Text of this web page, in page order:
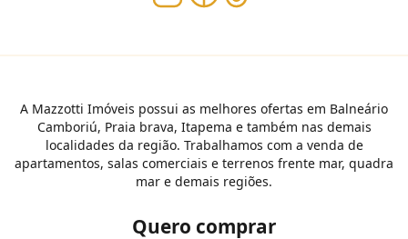
A Mazzotti Imóveis possui as melhores ofertas em Balneário
Camboriú, Praia brava, Itapema e também nas demais
localidades da região. Trabalhamos com a venda de
apartamentos, salas comerciais e terrenos frente mar, quadra
mar e demais regiões.
Quero comprar